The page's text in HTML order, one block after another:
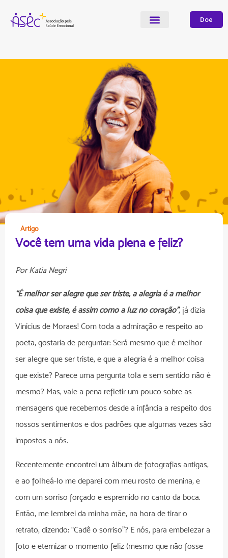
Doe
Artigo
Você tem uma vida plena e feliz?
Por Katia Negri
“É melhor ser alegre que ser triste, a alegria é a melhor
coisa que existe, é assim como a luz no coração”, já dizia
Vinícius de Moraes! Com toda a admiração e respeito ao
poeta, gostaria de perguntar: Será mesmo que é melhor
ser alegre que ser triste, e que a alegria é a melhor coisa
que existe? Parece uma pergunta tola e sem sentido não é
mesmo? Mas, vale a pena refletir um pouco sobre as
mensagens que recebemos desde a infância a respeito dos
nossos sentimentos e dos padrões que algumas vezes são
impostos a nós.
Recentemente encontrei um álbum de fotografias antigas,
e ao folheá-lo me deparei com meu rosto de menina, e
com um sorriso forçado e espremido no canto da boca.
Então, me lembrei da minha mãe, na hora de tirar o
retrato, dizendo: “Cadê o sorriso”? E nós, para embelezar a
foto e eternizar o momento feliz (mesmo que não fosse